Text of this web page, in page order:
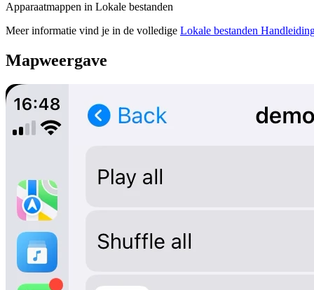
Apparaatmappen in Lokale bestanden
Meer informatie vind je in de volledige Lokale bestanden
Mapweergave